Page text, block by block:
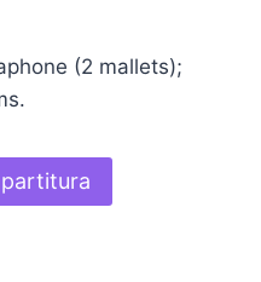
(2 mallets);